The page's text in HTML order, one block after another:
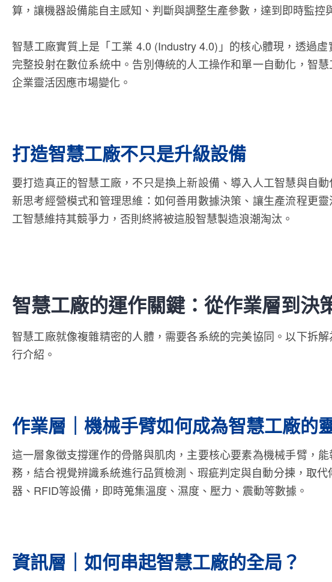
算，讓機器設備能自主感知、判斷與調整生產參數，達到即時監控
智慧工廠實質上是「工業 4.0 (Industry 4.0)」的核心體現，透過
完整投射在數位系統中。告別傳統的人工操作和單一自動化，智
企業靈活因應市場變化。
打造智慧工廠不只是升級設備
要打造真正的智慧工廠，不只是換上新設備、導入人工智慧與自
新思考經營模式和管理思維：如何善用數據決策、讓生產流程更
工智慧維持其競爭力，否則終將被這股智慧製造浪潮淘汰。
智慧工廠的運作關鍵：從作業層到決
智慧工廠就像複雜精密的人體，需要各系統的完美協同。以下拆
行介紹。
作業層｜機械手臂如何成為智慧工廠的
這一層象徵支撐運作的骨骼與肌肉，主要核心要素為機械手臂，
務，結合視覺辨識系統進行品質檢測、瑕疵判定與自動分揀，取
器、RFID等設備，即時蒐集溫度、濕度、壓力、震動等數據。
資訊層｜如何串起智慧工廠的全局？